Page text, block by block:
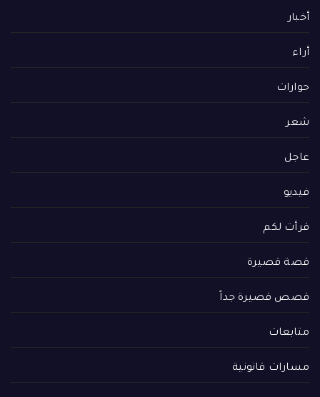
أخبار
أراء
حوارات
شعر
عاجل
فيديو
قرأت لكم
قصة قصيرة
قصص قصيرة جداً
متابعات
مسارات قانونية